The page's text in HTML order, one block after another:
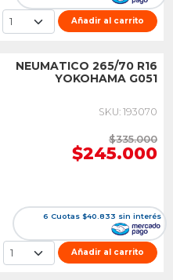
Añadir al carrito
NEUMATICO 265/70 R16
YOKOHAMA G051
SKU: 193070
$335.000
$245.000
6 Cuotas $40.833 sin interés
Añadir al carrito